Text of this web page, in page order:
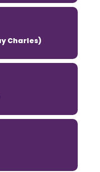
Charles)